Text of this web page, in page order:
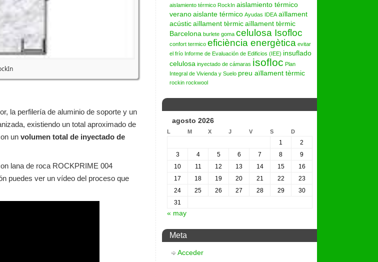
la perfilería de aluminio de soporte y un
existiendo un total aproximado de
un volumen total de inyectado de
lana de roca ROCKPRIME 004
puedes ver un vídeo del proceso que
aislamiento térmico RockIn aislamiento térmico
veranoaislante térmico Ayudas IDEA aïllament
acústicaïllament tèrmicaïllament tèrmic
Barcelona burlete goma celulosa Isofloc
confort termico eficiència energètica evitar
el frío Informe de Evaluación de Edificios (IEE) insuflado
celulosa inyectado de cámaras isofloc Plan
Integral de Vivienda y Suelo preu aïllament tèrmic
rockin rockwool
agosto 2026
L M X J V S D
« may
1
2
3
4 5 6 7 8
9
10
11 12 13 14 15
16
17
18 19 20 21 22
23
24
25 26 27 28 29
30
31
Meta
Acceder